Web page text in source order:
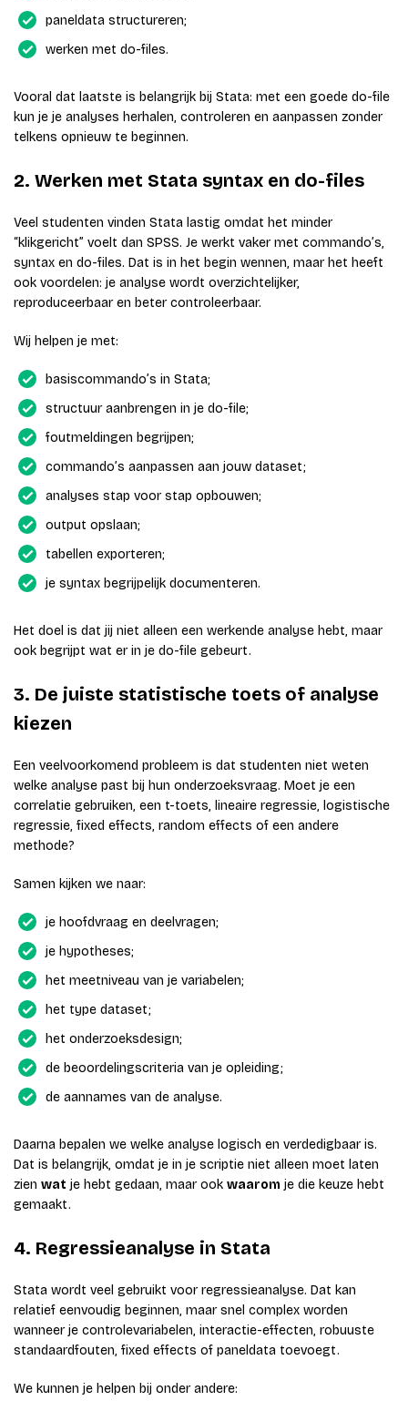
paneldata structureren;
werken met do-files.
Vooral dat laatste is belangrijk bij Stata: met een goede do-file
kun je je analyses herhalen, controleren en aanpassen zonder
telkens opnieuw te beginnen.
2. Werken met Stata syntax en do-files
Veel studenten vinden Stata lastig omdat het minder
“klikgericht” voelt dan SPSS. Je werkt vaker met commando’s,
syntax en do-files. Dat is in het begin wennen, maar het heeft
ook voordelen: je analyse wordt overzichtelijker,
reproduceerbaar en beter controleerbaar.
Wij helpen je met:
basiscommando’s in Stata;
structuur aanbrengen in je do-file;
foutmeldingen begrijpen;
commando’s aanpassen aan jouw dataset;
analyses stap voor stap opbouwen;
output opslaan;
tabellen exporteren;
je syntax begrijpelijk documenteren.
Het doel is dat jij niet alleen een werkende analyse hebt, maar
ook begrijpt wat er in je do-file gebeurt.
3. De juiste statistische toets of analyse
kiezen
Een veelvoorkomend probleem is dat studenten niet weten
welke analyse past bij hun onderzoeksvraag. Moet je een
correlatie gebruiken, een t-toets, lineaire regressie, logistische
regressie, fixed effects, random effects of een andere
methode?
Samen kijken we naar:
je hoofdvraag en deelvragen;
je hypotheses;
het meetniveau van je variabelen;
het type dataset;
het onderzoeksdesign;
de beoordelingscriteria van je opleiding;
de aannames van de analyse.
Daarna bepalen we welke analyse logisch en verdedigbaar is.
Dat is belangrijk, omdat je in je scriptie niet alleen moet laten
zien wat je hebt gedaan, maar ook waarom je die keuze hebt
gemaakt.
4. Regressieanalyse in Stata
Stata wordt veel gebruikt voor regressieanalyse. Dat kan
relatief eenvoudig beginnen, maar snel complex worden
wanneer je controlevariabelen, interactie-effecten, robuuste
standaardfouten, fixed effects of paneldata toevoegt.
We kunnen je helpen bij onder andere: